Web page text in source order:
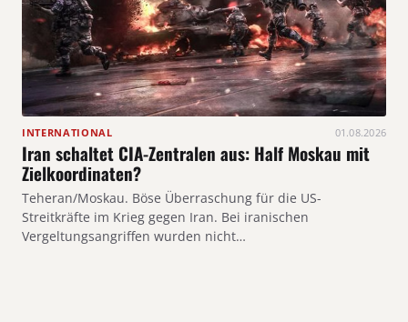
INTERNATIONAL 01.08.2026
Iran schaltet CIA-Zentralen aus: Half Moskau mit
Zielkoordinaten?
Teheran/Moskau. Böse Überraschung für die US-
Streitkräfte im Krieg gegen Iran. Bei iranischen
Vergeltungsangriffen wurden nicht…